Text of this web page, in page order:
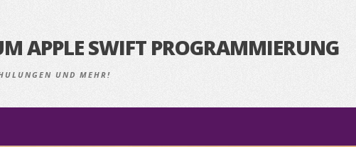
APPLE SWIFT PROGRAMMIERUNG
UND MEHR!